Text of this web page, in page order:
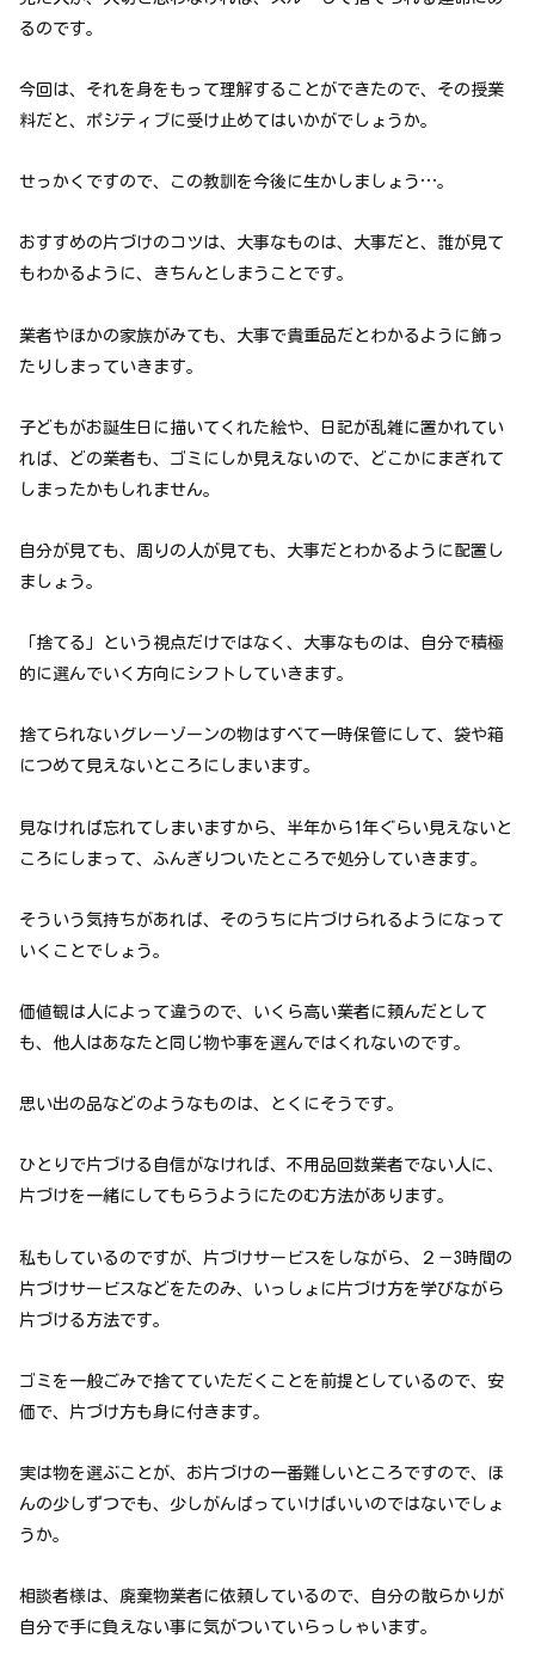
るのです。
今回は、それを身をもって理解することができたので、その授業
料だと、ポジティブに受け止めてはいかがでしょうか。
せっかくですので、この教訓を今後に生かしましょう…。
おすすめの片づけのコツは、大事なものは、大事だと、誰が見て
もわかるように、きちんとしまうことです。
業者やほかの家族がみても、大事で貴重品だとわかるように飾っ
たりしまっていきます。
子どもがお誕生日に描いてくれた絵や、日記が乱雑に置かれてい
れば、どの業者も、ゴミにしか見えないので、どこかにまぎれて
しまったかもしれません。
自分が見ても、周りの人が見ても、大事だとわかるように配置し
ましょう。
「捨てる」という視点だけではなく、大事なものは、自分で積極
的に選んでいく方向にシフトしていきます。
捨てられないグレーゾーンの物はすべて一時保管にして、袋や箱
につめて見えないところにしまいます。
見なければ忘れてしまいますから、半年から1年ぐらい見えないと
ころにしまって、ふんぎりついたところで処分していきます。
そういう気持ちがあれば、そのうちに片づけられるようになって
いくことでしょう。
価値観は人によって違うので、いくら高い業者に頼んだとして
も、他人はあなたと同じ物や事を選んではくれないのです。
思い出の品などのようなものは、とくにそうです。
ひとりで片づける自信がなければ、不用品回数業者でない人に、
片づけを一緒にしてもらうようにたのむ方法があります。
私もしているのですが、片づけサービスをしながら、２－3時間の
片づけサービスなどをたのみ、いっしょに片づけ方を学びながら
片づける方法です。
ゴミを一般ごみで捨てていただくことを前提としているので、安
価で、片づけ方も身に付きます。
実は物を選ぶことが、お片づけの一番難しいところですので、ほ
んの少しずつでも、少しがんばっていけばいいのではないでしょ
うか。
相談者様は、廃棄物業者に依頼しているので、自分の散らかりが
自分で手に負えない事に気がついていらっしゃいます。